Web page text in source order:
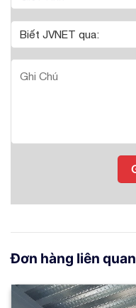
Đơn hàng liên quan